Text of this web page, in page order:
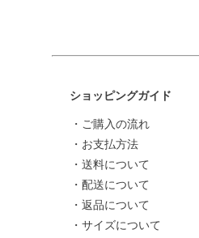
ショッピングガイド
・ご購入の流れ
・お支払方法
・送料について
・配送について
・返品について
・サイズについて